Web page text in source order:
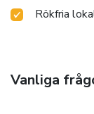
venturingRökfria
Vanliga